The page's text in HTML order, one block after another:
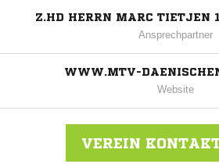
Z.HD HERRN MARC TIETJEN
Ansprechpartner
WWW.MTV-
Website
VEREIN